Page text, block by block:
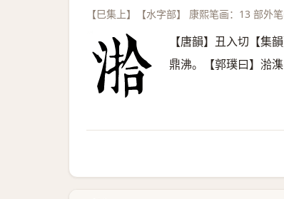
【巳集上】【水字部】 康熙笔画：13 部外
【唐韻】丑入切【集
鼎沸。【郭璞曰】湁潗